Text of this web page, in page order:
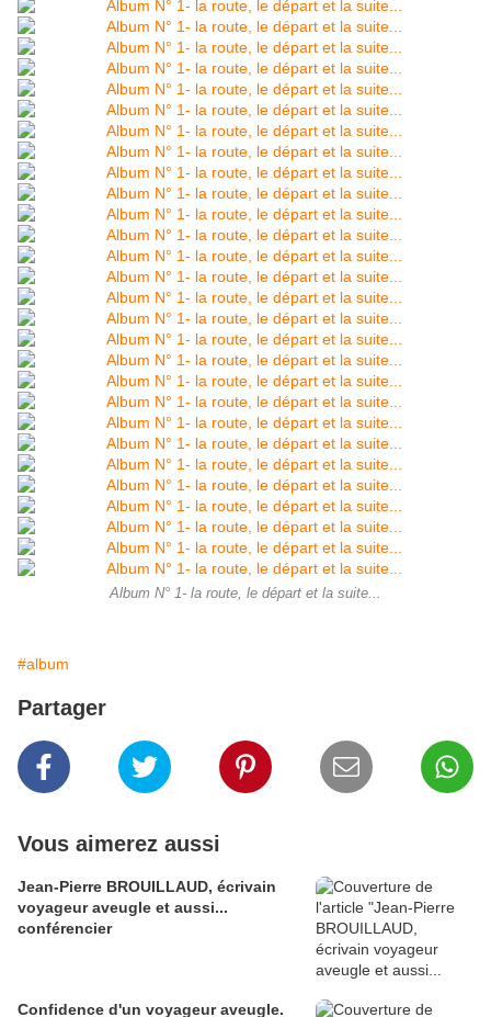
Album N° 1- la route, le départ et la suite...
#album
Partager
Vous aimerez aussi
Jean-Pierre BROUILLAUD, écrivain
voyageur aveugle et aussi...
conférencier
Confidence d'un voyageur aveugle.